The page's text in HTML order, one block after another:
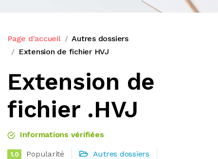
Page d'accueil
Autres dossiers
Extension de fichier HVJ
Extension de
fichier .HVJ
Informations vérifiées
1.0 Popularité Autres dossiers